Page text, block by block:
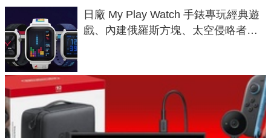
日廠 My Play Watch 手錶專玩經典遊
戲、內建俄羅斯方塊、太空侵略者，